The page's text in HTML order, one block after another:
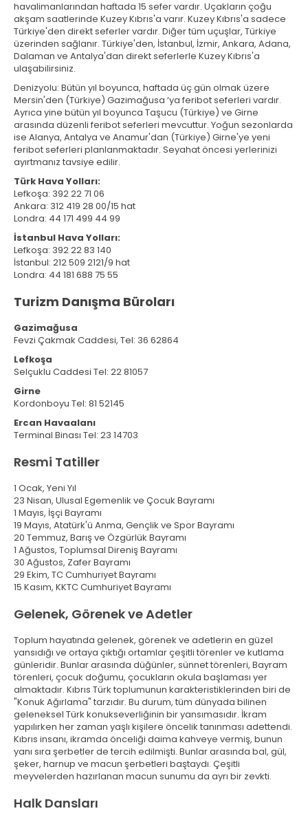
havalimanlarından haftada 15 sefer vardır. Uçakların çoğu
akşam saatlerinde Kuzey Kıbrıs'a varır. Kuzey Kıbrıs'a sadece
Türkiye'den direkt seferler vardır. Diğer tüm uçuşlar, Türkiye
üzerinden sağlanır. Türkiye'den, İstanbul, İzmir, Ankara, Adana,
Dalaman ve Antalya'dan direkt seferlerle Kuzey Kıbrıs'a
ulaşabilirsiniz.
Denizyolu: Bütün yıl boyunca, haftada üç gün olmak üzere
Mersin'den (Türkiye) Gazimağusa ‘ya feribot seferleri vardır.
Ayrıca yine bütün yıl boyunca Taşucu (Türkiye) ve Girne
arasında düzenli feribot seferleri mevcuttur. Yoğun sezonlarda
ise Alanya, Antalya ve Anamur'dan (Türkiye) Girne'ye yeni
feribot seferleri planlanmaktadır. Seyahat öncesi yerlerinizi
ayırtmanız tavsiye edilir.
Türk Hava Yolları:
Lefkoşa: 392 22 71 06
Ankara: 312 419 28 00/15 hat
Londra: 44 171 499 44 99
İstanbul Hava Yolları:
Lefkoşa: 392 22 83 140
İstanbul: 212 509 2121/9 hat
Londra: 44 181 688 75 55
Turizm Danışma Büroları
Gazimağusa
Fevzi Çakmak Caddesi, Tel: 36 62864
Lefkoşa
Selçuklu Caddesi Tel: 22 81057
Girne
Kordonboyu Tel: 81 52145
Ercan Havaalanı
Terminal Binası Tel: 23 14703
Resmi Tatiller
1 Ocak, Yeni Yıl
23 Nisan, Ulusal Egemenlik ve Çocuk Bayramı
1 Mayıs, İşçi Bayramı
19 Mayıs, Atatürk'ü Anma, Gençlik ve Spor Bayramı
20 Temmuz, Barış ve Özgürlük Bayramı
1 Ağustos, Toplumsal Direniş Bayramı
30 Ağustos, Zafer Bayramı
29 Ekim, TC Cumhuriyet Bayramı
15 Kasım, KKTC Cumhuriyet Bayramı
Gelenek, Görenek ve Adetler
Toplum hayatında gelenek, görenek ve adetlerin en güzel
yansıdığı ve ortaya çıktığı ortamlar çeşitli törenler ve kutlama
günleridir. Bunlar arasında düğünler, sünnet törenleri, Bayram
törenleri, çocuk doğumu, çocukların okula başlaması yer
almaktadır. Kıbrıs Türk toplumunun karakteristiklerinden biri de
"Konuk Ağırlama" tarzıdır. Bu durum, tüm dünyada bilinen
geleneksel Türk konukseverliğinin bir yansımasıdır. İkram
yapılırken her zaman yaşlı kişilere öncelik tanınması adettendi.
Kıbrıs insanı, ikramda önceliği daima kahveye vermiş, bunun
yanı sıra şerbetler de tercih edilmişti. Bunlar arasında bal, gül,
şeker, harnup ve macun şerbetleri baştaydı. Çeşitli
meyvelerden hazırlanan macun sunumu da ayrı bir zevkti.
Halk Dansları